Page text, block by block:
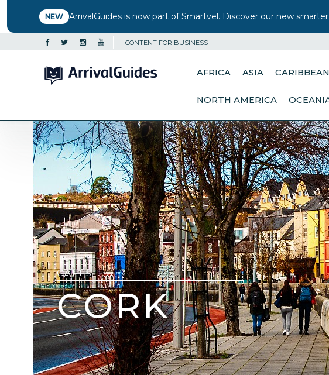
NEW ArrivalGuides is now part of Smartvel. Discover our new
CONTENT FOR BUSINESS
AFRICA ASIA CARIBBEAN
NORTH AMERICA
CAFÉS
CORK